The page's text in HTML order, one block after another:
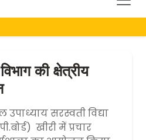
की क्षेत्रीय
सरस्वती विद्या
खीरी में प्रचार